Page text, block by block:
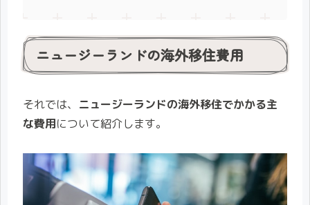
ニュージーランドの海外移住費用
それでは、 ニュージーランドの海外移住でかかる主
な費用について紹介します。